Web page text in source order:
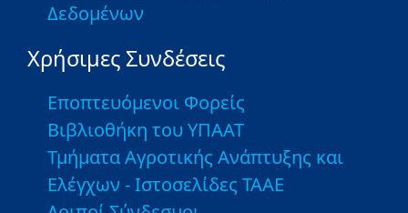
Δεδομένων
Χρήσιμες Συνδέσεις
Εποπτευόμενοι Φορείς
Βιβλιοθήκη του ΥΠΑΑΤ
Τμήματα Αγροτικής Ανάπτυξης και
Ελέγχων - Ιστοσελίδες ΤΑΑΕ